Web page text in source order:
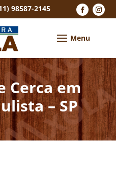
98587-2145
Cerca em
– SP